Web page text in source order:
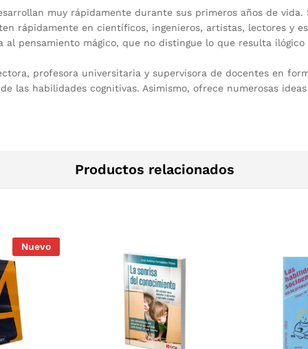
muy rápidamente durante sus primeros años de
rápidamente en científicos, ingenieros, artistas, lectores y
al pensamiento mágico, que no distingue lo que resulta
profesora universitaria y supervisora de docentes en
las habilidades cognitivas. Asimismo, ofrece numerosas
Productos relacionados
Nuevo